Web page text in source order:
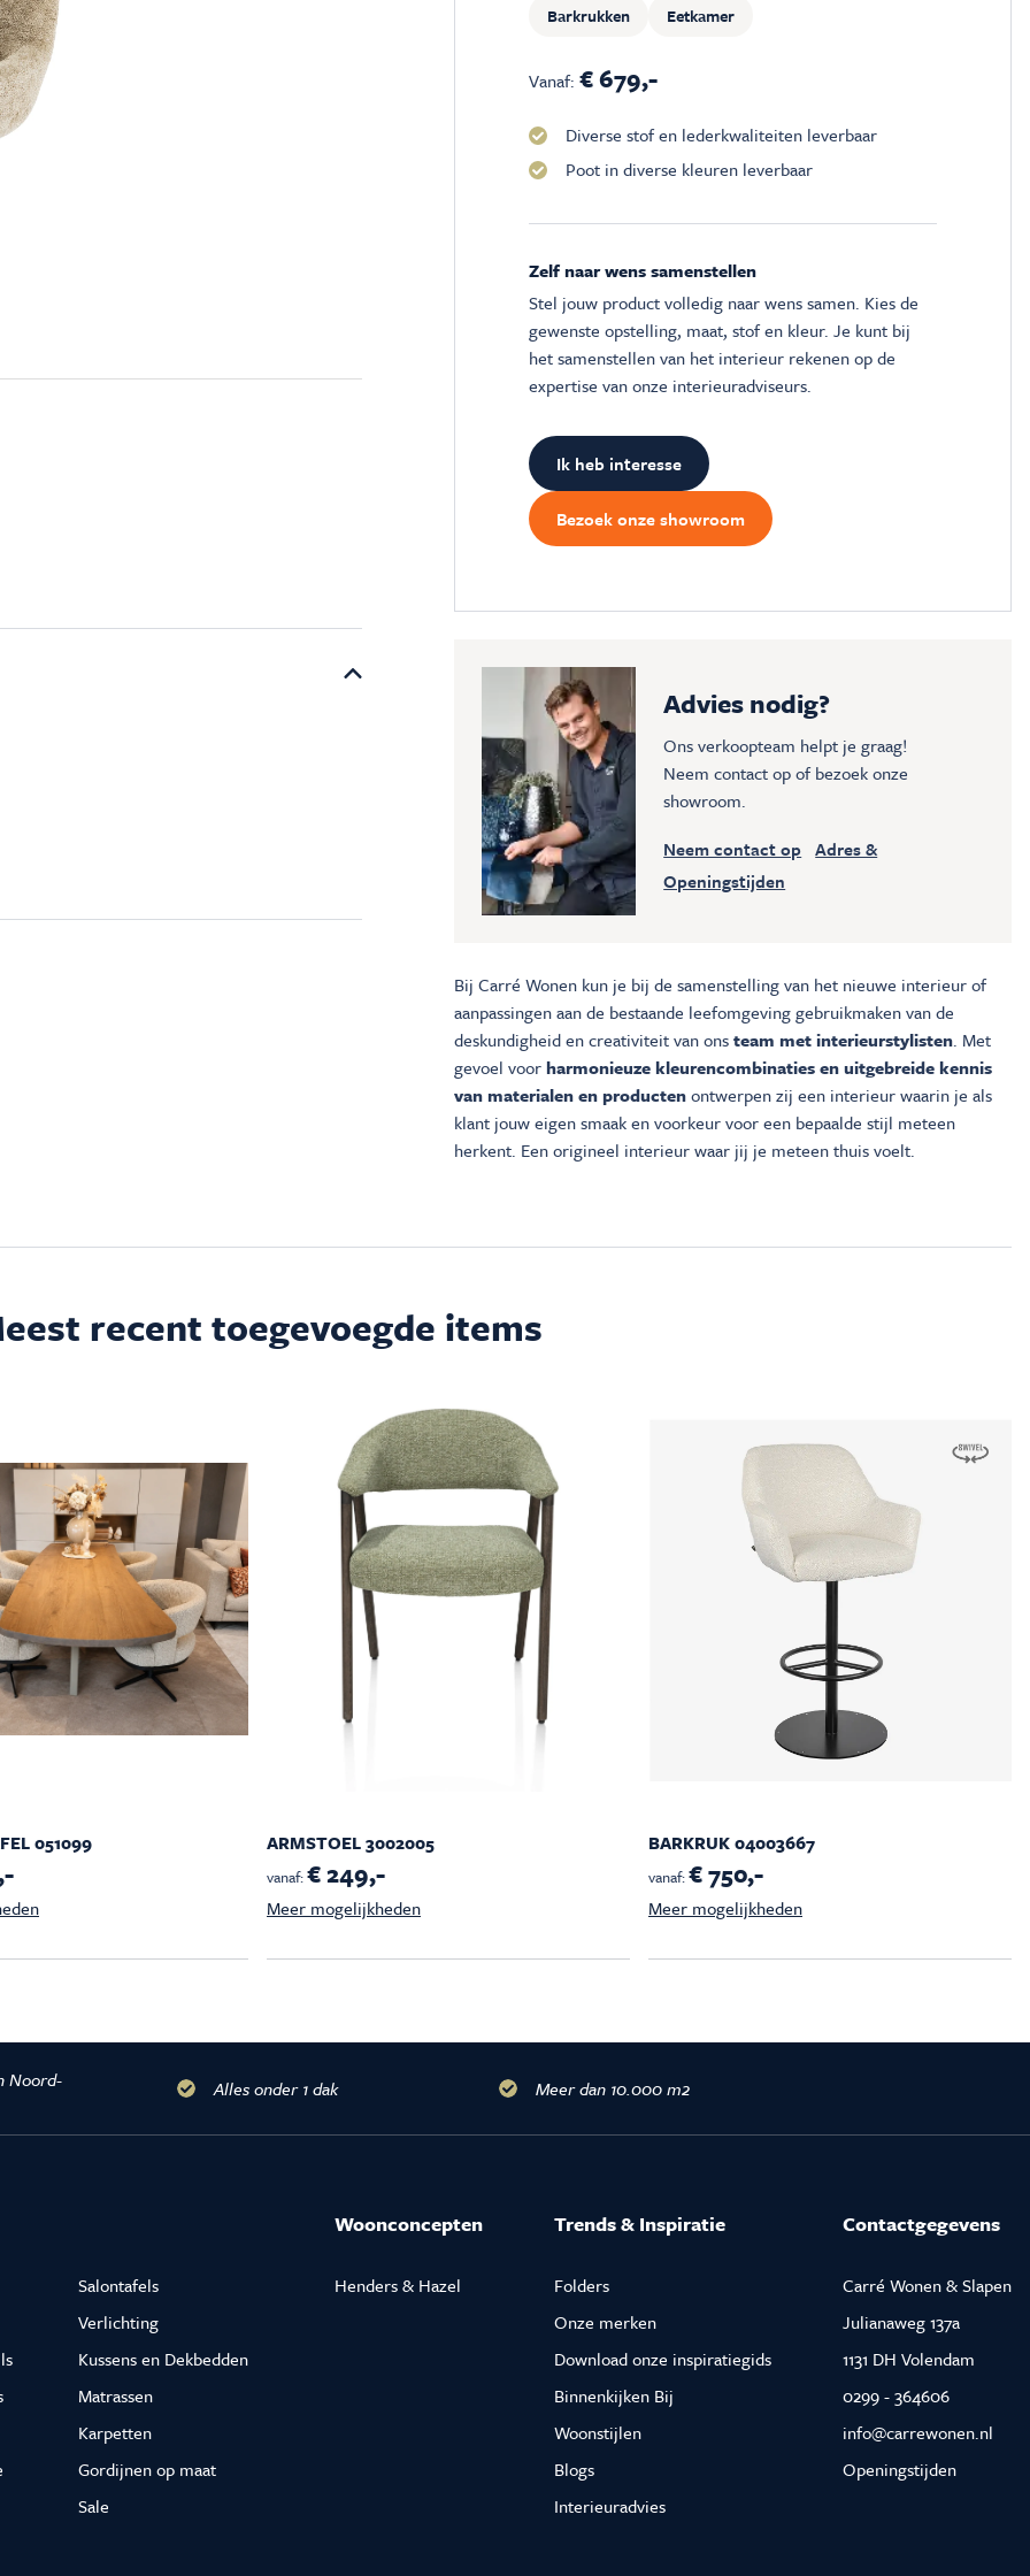
Barkrukken Eetkamer
Vanaf:€ 679,-
Diverse stof en lederkwaliteiten leverbaar
Poot in diverse kleuren leverbaar
Zelf naar wens samenstellen
Stel jouw product volledig naar wens samen. Kies de
gewenste opstelling, maat, stof en kleur. Je kunt bij
het samenstellen van het interieur rekenen op de
expertise van onze interieuradviseurs.
Ik heb interesse
Bezoek onze showroom
Advies nodig?
Ons verkoopteam helpt je graag!
Neem contact op of bezoek onze
showroom.
Neem contact op Adres &
Openingstijden
Bij Carré Wonen kun je bij de samenstelling van het nieuwe interieur of
aanpassingen aan de bestaande leefomgeving gebruikmaken van de
deskundigheid en creativiteit van onsteam met interieurstylisten. Met
gevoel voorharmonieuze kleurencombinaties en uitgebreide kennis
van materialen en productenontwerpen zij een interieur waarin je als
klant jouw eigen smaak en voorkeur voor een bepaalde stijl meteen
herkent. Een origineel interieur waar jij je meteen thuis voelt.
recent toegevoegde items
051099 ARMSTOEL 3002005
vanaf:€ 249,-
Meer mogelijkheden
BARKRUK 04003667
vanaf:€ 750,-
Meer mogelijkheden
Noord- Alles onder 1 dak Meer dan 10.000 m2
Salontafels
Verlichting
Kussens en Dekbedden
Matrassen
Karpetten
Gordijnen op maat
Sale
Woonconcepten
Henders & Hazel
Trends & Inspiratie
Folders
Onze merken
Download onze inspiratiegids
Binnenkijken Bij
Woonstijlen
Blogs
Interieuradvies
Contactgegevens
Carré Wonen & Slapen
Julianaweg 137a
1131 DH Volendam
0299 - 364606
info@carrewonen.nl
Openingstijden